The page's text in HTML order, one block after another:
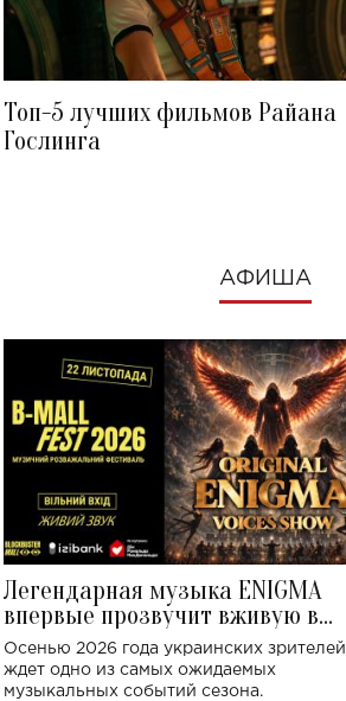
Топ-5 лучших фильмов Райана
Гослинга
АФИША
Легендарная музыка ENIGMA
впервые прозвучит вживую в
Украине: где состоится концерт
Осенью 2026 года украинских зрителей
ждет одно из самых ожидаемых
музыкальных событий сезона.